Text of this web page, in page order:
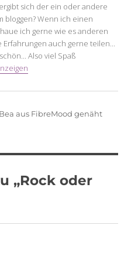
sich der ein oder andere
bloggen? Wenn ich einen
ich gerne wie es anderen
auch gerne teilen...
Also viel Spaß
Schlagwörter
Bea aus FibreMood genäht
„Rock oder